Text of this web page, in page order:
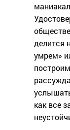
делится
умрем»
как все